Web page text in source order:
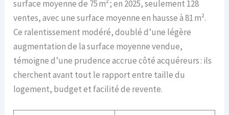
surface moyenne de 75 m² ; en 2025, seulement 128
ventes, avec une surface moyenne en hausse à 81 m².
Ce ralentissement modéré, doublé d’une légère
augmentation de la surface moyenne vendue,
témoigne d’une prudence accrue côté acquéreurs : ils
cherchent avant tout le rapport entre taille du
logement, budget et facilité de revente.